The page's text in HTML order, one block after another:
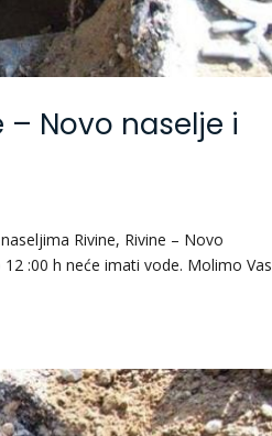
Novo naselje i
Rivine, Rivine – Novo
:00 h neće imati vode. Molimo Vas